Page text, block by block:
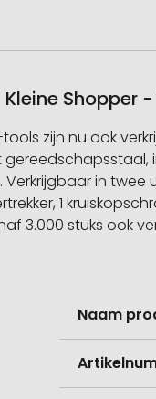
Kleine
tools zijn nu ook
in twee
1
3.000 stuks ook
informatie
Naam